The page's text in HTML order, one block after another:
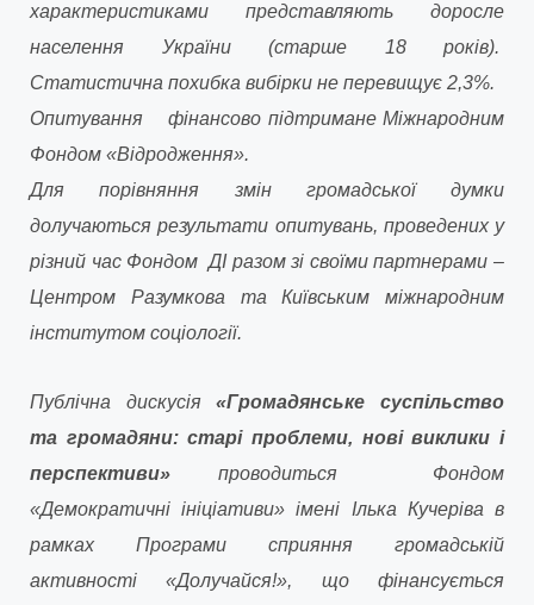
характеристиками представляють доросле
населення України (старше 18 років).
Статистична похибка вибірки не перевищує 2,3%.
Опитування фінансово підтримане Міжнародним
Фондом «Відродження».
Для порівняння змін громадської думки
долучаються результати опитувань, проведених у
різний час Фондом ДІ разом зі своїми партнерами –
Центром Разумкова та Київським міжнародним
інститутом соціології.
Публічна дискусія«Громадянське суспільство
та громадяни: старі проблеми, нові виклики і
перспективи» проводиться Фондом
«Демократичні ініціативи» імені Ілька Кучеріва в
рамках Програми сприяння громадській
активності «Долучайся!», що фінансується